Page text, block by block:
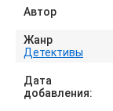
Автор
Жанр
Детективы
Дата
добавления: